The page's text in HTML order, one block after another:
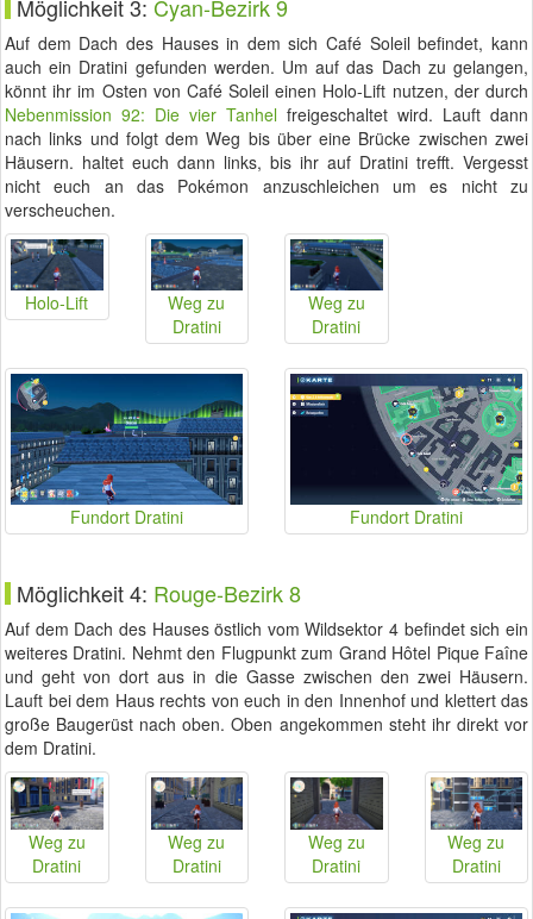
Möglichkeit 3: Cyan-Bezirk 9
Auf dem Dach des Hauses in dem sich Café Soleil befindet, kann
auch ein Dratini gefunden werden. Um auf das Dach zu gelangen,
könnt ihr im Osten von Café Soleil einen Holo-Lift nutzen, der durch
Nebenmission 92: Die vier Tanhel freigeschaltet wird. Lauft dann
nach links und folgt dem Weg bis über eine Brücke zwischen zwei
Häusern. haltet euch dann links, bis ihr auf Dratini trefft. Vergesst
nicht euch an das Pokémon anzuschleichen um es nicht zu
verscheuchen.
Holo-Lift
Weg zu
Dratini
Weg zu
Dratini
Fundort Dratini Fundort Dratini
Möglichkeit 4: Rouge-Bezirk 8
Auf dem Dach des Hauses östlich vom Wildsektor 4 befindet sich ein
weiteres Dratini. Nehmt den Flugpunkt zum Grand Hôtel Pique Faîne
und geht von dort aus in die Gasse zwischen den zwei Häusern.
Lauft bei dem Haus rechts von euch in den Innenhof und klettert das
große Baugerüst nach oben. Oben angekommen steht ihr direkt vor
dem Dratini.
Weg zu
Dratini
Weg zu
Dratini
Weg zu
Dratini
Weg zu
Dratini